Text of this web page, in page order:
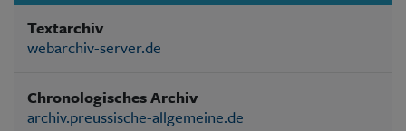
Textarchiv
webarchiv-server.de
Chronologisches Archiv
archiv.preussische-allgemeine.de